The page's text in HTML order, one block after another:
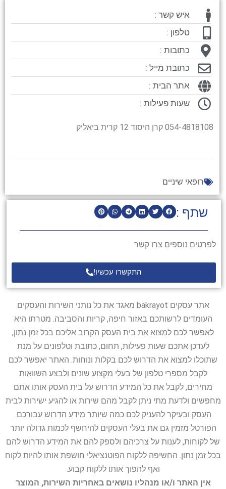
שתף :
לפרטים נוספים צרו קשר
התקשרו עכשיו!
איש קשר :
טלפון :
כתובות :
כתובת מייל :
אתר הבית :
שעות פעילות :
054-4818108 קרן היסוד 12 קרית ביאליק
רופאי שיניים
אתר עסקים bakrayot מאגד את כל נותני השירות והעסקים
העומדים לרשותכם באזור חיפה, קריות והסביבה. מטרתו היא
לאפשר לכם למצוא את בית העסק הקרוב אליכם בכל זמן נתון,
לעדכן אתכם שעות פעילות, תחום, כתובת וטלפונים על מנת
שתוכלו למצוא את הדרוש לכם בקלות ונוחות. האתר יאפשר לכם
לקבל מספרי טלפון של בעלי מקצוע שונים ולבצע השוואות
מחירים, לקבל את כל המידע הדרוש על בית העסק אותו אתם
מחפשים ולדעת מתי ניתן לקבל מהם שירות או להגיע ישירות לבית
העסק ובעיקר להעניק לכם כמה שיותר מידע הדרוש עבורכם.
הפורטל מזמין גם את בעלי העסקים להיחשף לכמות גדולה יותר
של לקוחות, לענות על צרכיהם ולספק להם את המידע הדרוש להם
בכל זמן נתון. החשיפה ללקוח הפוטנציאלי חושפת אותו להיות לקוח
ואף להפוך אותו ללקוח קבוע.
אין האתר ו/או מנהליו נושאים באחריות השירות, המוצר